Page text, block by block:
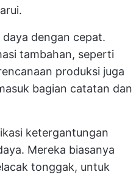
dengan cepat.
tambahan, seperti
produksi juga
bagian catatan dan
ketergantungan
Mereka biasanya
tonggak, untuk